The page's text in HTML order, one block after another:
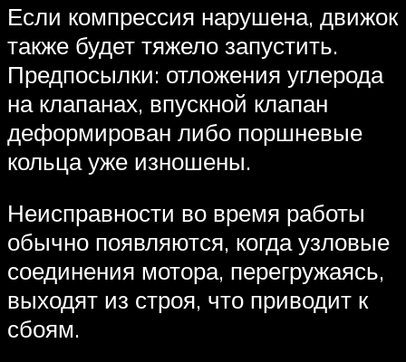
Если компрессия нарушена, движок
также будет тяжело запустить.
Предпосылки: отложения углерода
на клапанах, впускной клапан
деформирован либо поршневые
кольца уже изношены.
Неисправности во время работы
обычно появляются, когда узловые
соединения мотора, перегружаясь,
выходят из строя, что приводит к
сбоям.